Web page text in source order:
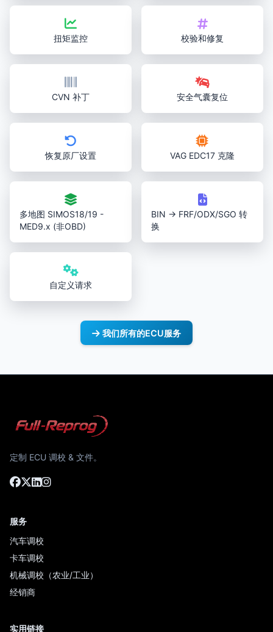
扭矩监控 校验和修复
CVN 补丁 安全气囊复位
恢复原厂设置 VAG EDC17 克隆
多地图 SIMOS18/19 -
MED9.x (非OBD)
BIN → FRF/ODX/SGO 转
换
自定义请求
我们所有的ECU服务
定制 ECU 调校 & 文件。
服务
汽车调校
卡车调校
机械调校（农业/工业）
经销商
实用链接